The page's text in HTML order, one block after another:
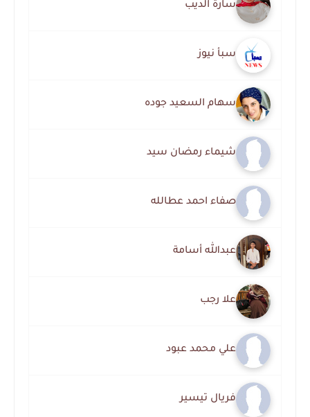
سارة الديب
سبأ نيوز
سهام السعيد جوده
شيماء رمضان سيد
صفاء احمد عطالله
عبدالله أسامة
علا رجب
علي محمد عبود
فريال تيسير